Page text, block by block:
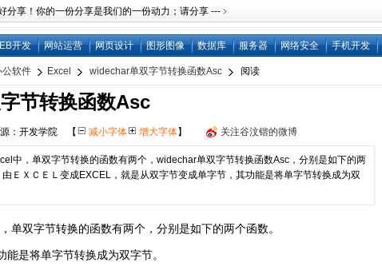
享！你的一份分享是我们的一份动力；请分享 ---﹥
开发 网站运营 网页设计 图形图像 数据库 服务器 网络安全 手机开发
公软件 Excel widechar单双字节转换函数Asc 阅读
节转换函数Asc
：开发学院 【 减小字体 增大字体】 关注谷汶锴的微博
中，单双字节转换的函数有两个，widechar单双字节转换函数Asc，分别是如下的两
ＥＸＣＥＬ变成EXCEL，就是从双字节变成单字节，其功能是将单字节转换成为双
单双字节转换的函数有两个，分别是如下的两个函数。
是将单字节转换成为双字节。